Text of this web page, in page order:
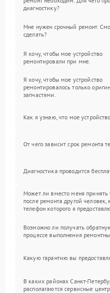
диагностику?
Мне нужен срочный ремонт.
сделать?
Я хочу, чтобы мое устройство
ремонтировали при мне.
Я хочу, чтобы мое устройство
ремонтировалось только
запчастями.
Как я узнаю, что мое
От чего зависит срок ремонта
Диагностика проводится
Может ли вместо меня принять
после ремонта другой человек,
телефон которого я
Возможно ли получать
процессе выполнения
Какую гарантию вы
В каких районах Санкт-
располагаются сервисные